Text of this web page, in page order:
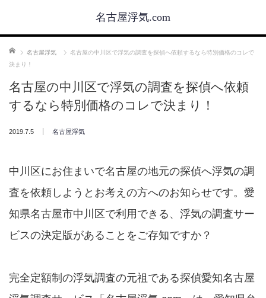
名古屋浮気.com
ホーム 名古屋浮気
名古屋の中川区で浮気の調査を探偵へ依頼するなら特別価格のコレで
決まり！
名古屋の中川区で浮気の調査を探偵へ依頼
するなら特別価格のコレで決まり！
2019.7.5 名古屋浮気
中川区にお住まいで名古屋の地元の探偵へ浮気の調
査を依頼しようとお考えの方へのお知らせです。愛
知県名古屋市中川区で利用できる、浮気の調査サー
ビスの決定版があることをご存知ですか？
完全定額制の浮気調査の元祖である探偵愛知名古屋